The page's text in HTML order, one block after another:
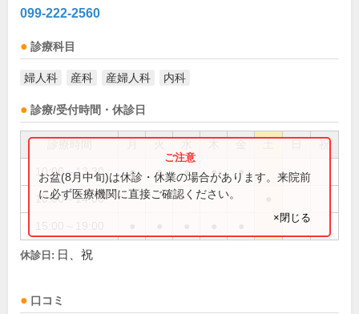
099-222-2560
診療科目
婦人科 産科 産婦人科 内科
診療/受付時間・休診日
祝
10:00～13:30 ● ● ● ● ●
10:00～14:00
お盆(8月中旬)は休診・休業の場合があります。来院前
に必ず医療機関に直接ご確認ください。
×閉じる
休診日: 日、祝
口コミ